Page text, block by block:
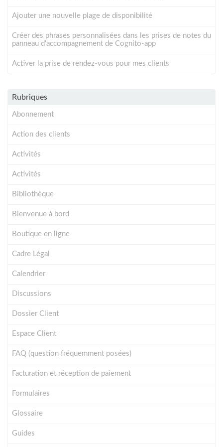
Ajouter une nouvelle plage de disponibilité
Créer des phrases personnalisées dans les prises de notes du
panneau d'accompagnement de Cognito-app
Activer la prise de rendez-vous pour mes clients
Rubriques
Abonnement
Action des clients
Activités
Activités
Bibliothèque
Bienvenue à bord
Boutique en ligne
Cadre Légal
Calendrier
Discussions
Dossier Client
Espace Client
FAQ (question fréquemment posées)
Facturation et réception de paiement
Formulaires
Glossaire
Guides